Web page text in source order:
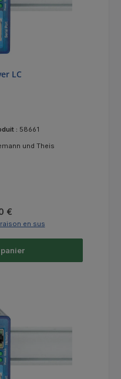
LC
: 58661
und Theis
:
€
en sus